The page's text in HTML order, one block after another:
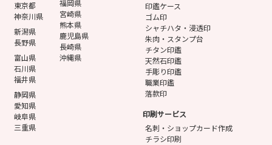
東京都
神奈川県
新潟県
長野県
富山県
石川県
福井県
静岡県
愛知県
岐阜県
三重県
福岡県
宮崎県
熊本県
鹿児島県
長崎県
沖縄県
印鑑ケース
ゴム印
シャチハタ・浸透印
朱肉・スタンプ台
チタン印鑑
天然石印鑑
手彫り印鑑
職業印鑑
落款印
印刷サービス
名刺・ショップカード作成
チラシ印刷